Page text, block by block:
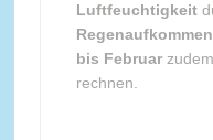
Luftfeuchtigkeit
Regenaufkommen
bis Februar
rechnen.